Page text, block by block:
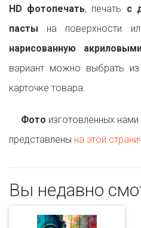
HD фотопечать, печать с
пасты на поверхности
нарисованную
вариант можно выбрать
карточке товара.
Фото изготовленных нами
представлены на этой
Вы недавно